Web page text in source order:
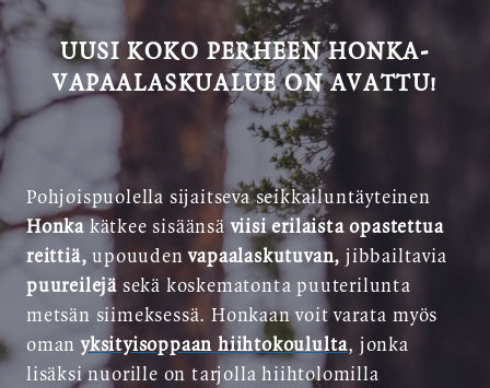
UUSI KOKO PERHEEN HONKA-
VAPAALASKUALUE ON AVATTU!
Pohjoispuolella sijaitseva seikkailuntäyteinen
Honka kätkee sisäänsäviisi erilaista opastettua
reittiä,upouuden vapaalaskutuvan,jibbailtavia
puureilejä sekä koskematonta puuterilunta
metsän siimeksessä. Honkaan voit varata myös
oman yksityisoppaan hiihtokoululta, jonka
lisäksi nuorille on tarjolla hiihtolomilla